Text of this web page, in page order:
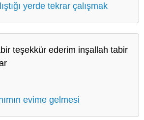
yerde tekrar çalışmak
teşekkür ederim inşallah tabir
evime gelmesi